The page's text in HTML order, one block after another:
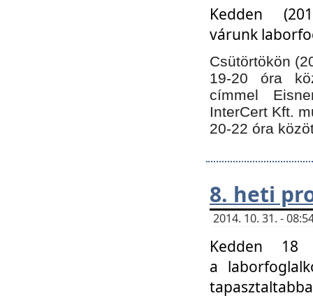
Kedden
várunk
Csütörtökön
19-20 óra
címmel
InterCert Kft.
20-22 óra
8. heti
2014. 10. 31. -
Kedden 18
a